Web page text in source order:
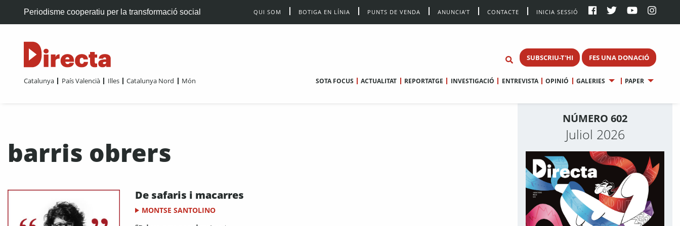
Periodisme cooperatiu per la transformació social QUI SOM BOTIGA EN LÍNIA PUNTS DE VENDA ANUNCIA’T CONTACTE INICIA SESSIÓ
SUBSCRIU-T'HI FES UNA DONACIÓ
Catalunya País Valencià Illes Catalunya Nord Món SOTA FOCUS ACTUALITAT REPORTATGE INVESTIGACIÓ ENTREVISTA OPINIÓ GALERIES PAPER
barris obrers
De safaris i macarres
MONTSE SANTOLINO
NÚMERO 602
Juliol 2026